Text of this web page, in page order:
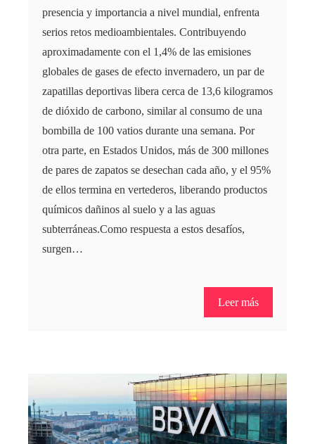
presencia y importancia a nivel mundial, enfrenta
serios retos medioambientales. Contribuyendo
aproximadamente con el 1,4% de las emisiones
globales de gases de efecto invernadero, un par de
zapatillas deportivas libera cerca de 13,6 kilogramos
de dióxido de carbono, similar al consumo de una
bombilla de 100 vatios durante una semana. Por
otra parte, en Estados Unidos, más de 300 millones
de pares de zapatos se desechan cada año, y el 95%
de ellos termina en vertederos, liberando productos
químicos dañinos al suelo y a las aguas
subterráneas.Como respuesta a estos desafíos,
surgen…
Leer más